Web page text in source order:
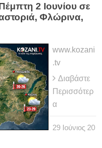
2 Ιουνίου σε
Φλώρινα,
www.kozani
.tv
Διαβάστε
Περισσότερ
α
29 Ιούνιος 20